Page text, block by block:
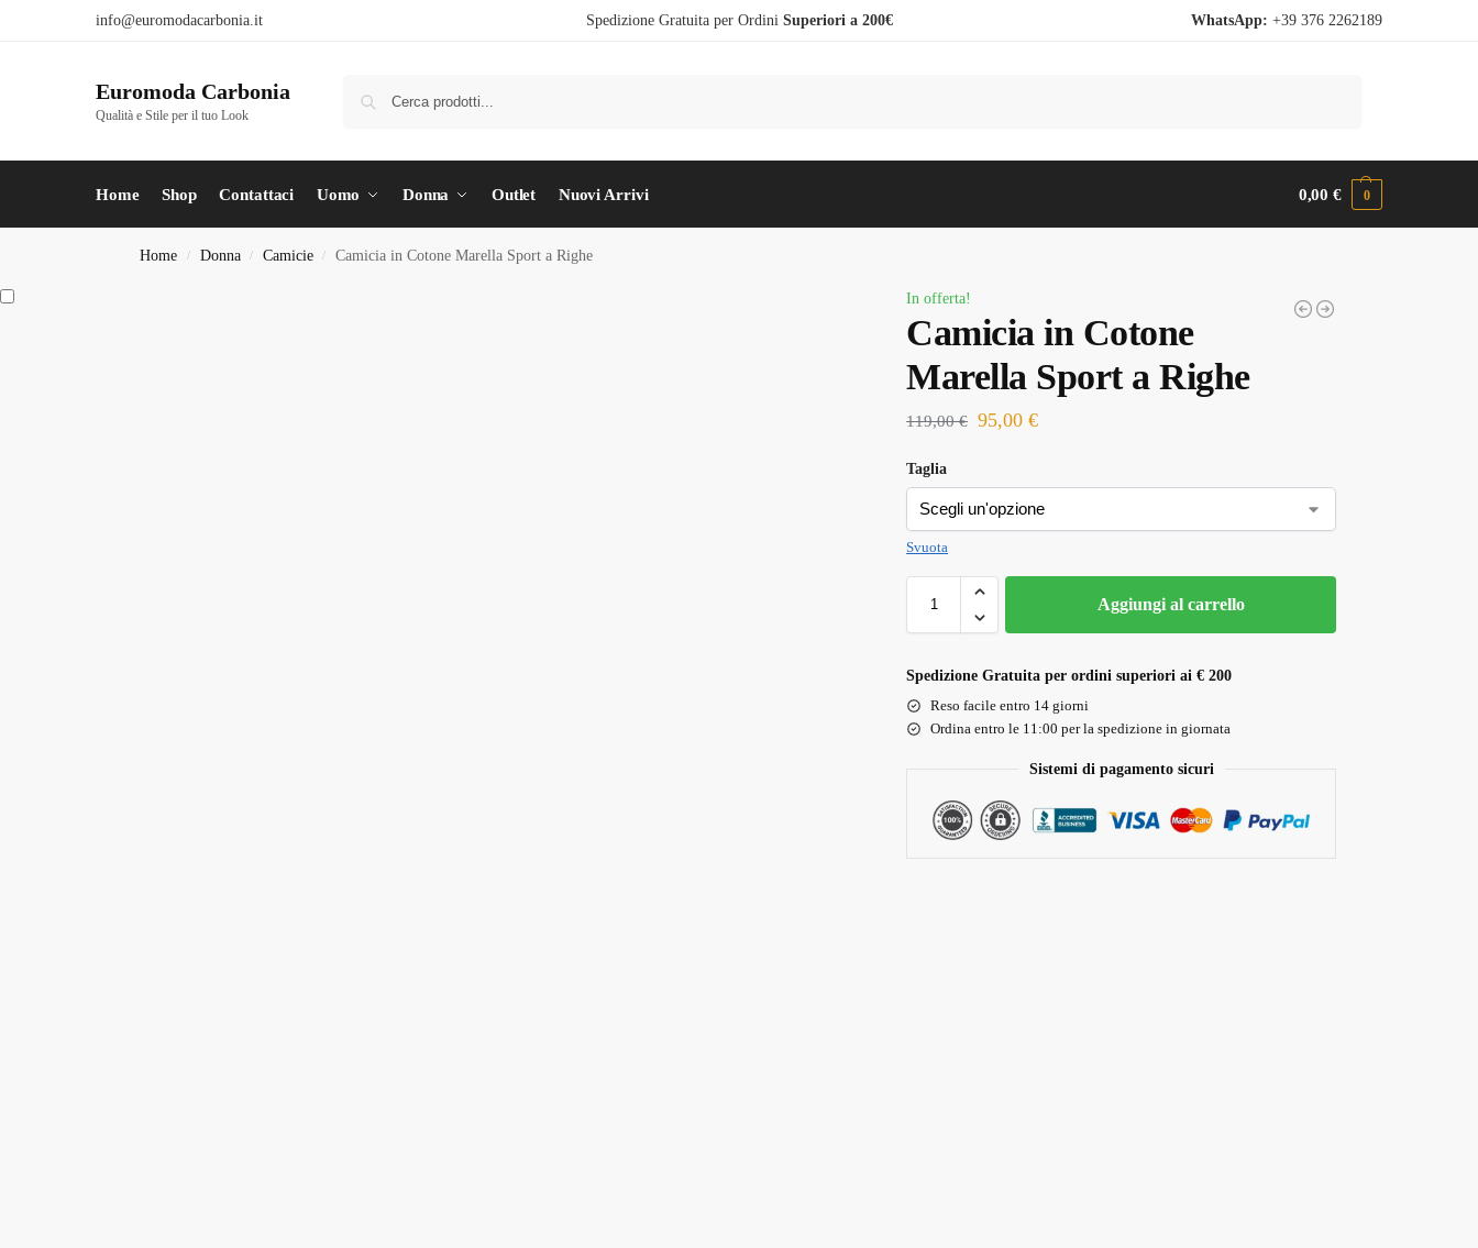
info@euromodacarbonia.it Spedizione Gratuita per Ordini Superiori a 200€ WhatsApp: +39 376 2262189
Euromoda Carbonia
Qualità e Stile per il tuo Look
Home Shop Contattaci Uomo Donna Outlet Nuovi Arrivi 0,00€ 0
Home / Donna / Camicie / Camicia in Cotone Marella Sport a Righe
In offerta!
Camicia in Cotone
Marella Sport a Righe
119,00€ 95,00€
Taglia
Svuota
Aggiungi al carrello
Spedizione Gratuita per ordini superiori ai € 200
Reso facile entro 14 giorni
Ordina entro le 11:00 per la spedizione in giornata
Sistemi di pagamento sicuri